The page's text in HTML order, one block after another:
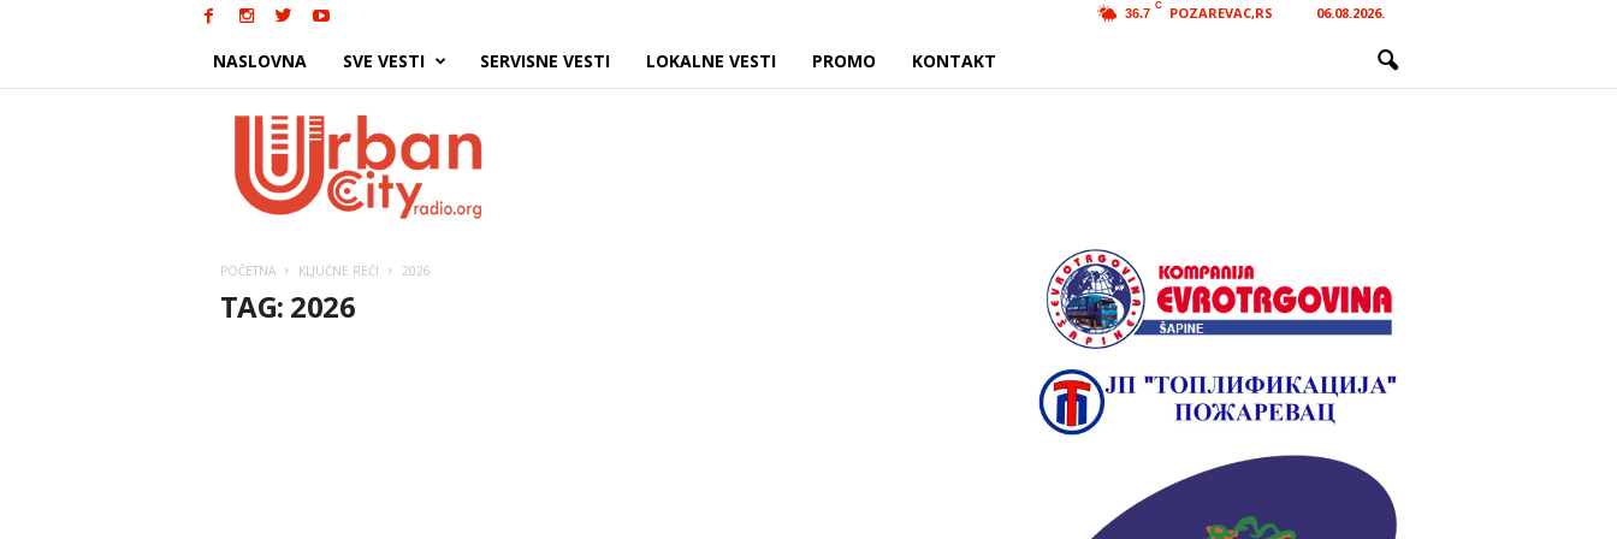
36.7
C POZAREVAC,RS 06.08.2026.
NASLOVNA SVE VESTI SERVISNE VESTI LOKALNE VESTI PROMO KONTAKT
POČETNA KLJUČNE REČI 2026
TAG: 2026